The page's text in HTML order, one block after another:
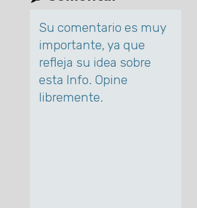
Su comentario es muy
importante, ya que
refleja su idea sobre
esta Info. Opine
libremente.